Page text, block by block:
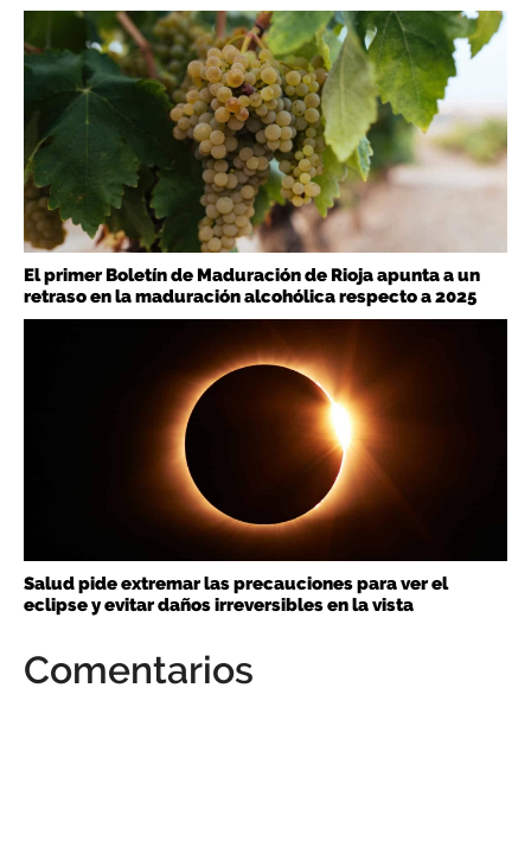
El primer Boletín de Maduración de Rioja apunta a un
retraso en la maduración alcohólica respecto a 2025
Salud pide extremar las precauciones para ver el
eclipse y evitar daños irreversibles en la vista
Comentarios